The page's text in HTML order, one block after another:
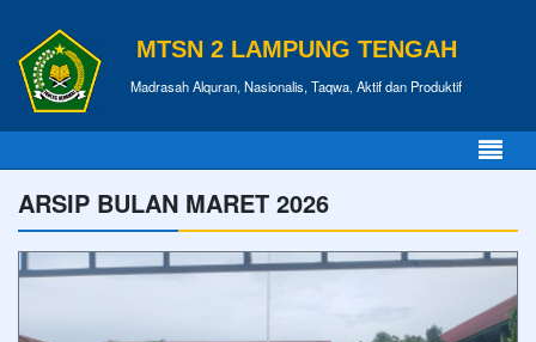
MTSN 2 LAMPUNG TENGAH
Madrasah Alquran, Nasionalis, Taqwa, Aktif dan Produktif
ARSIP BULAN MARET 2026